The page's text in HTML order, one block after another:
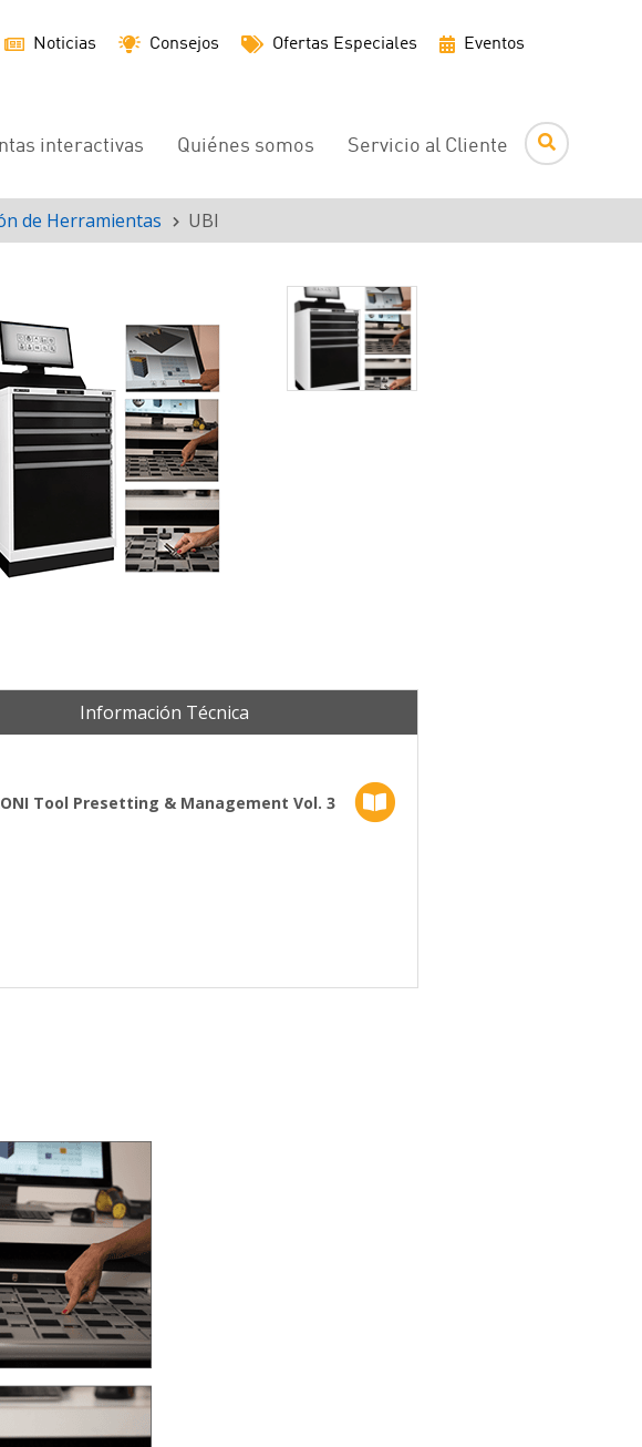
Noticias Consejos Ofertas Especiales Eventos
interactivas Quiénes somos Servicio al Cliente
de Herramientas UBI
Información Técnica
Tool Presetting & Management Vol. 3